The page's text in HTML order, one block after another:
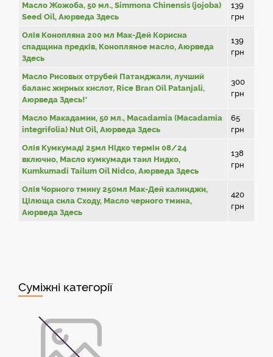
Масло Жожоба, 50 мл., Simmona Chinensis (jojoba)
Seed Oil, Аюрведа Здесь
139
грн
Олія Конопляна 200 мл Мак-Дей Корисна
спадщина предків, Конопляное масло, Аюрведа
Здесь
139
грн
Масло Рисовых отрубей Патанджали, лучший
баланс жирных кислот, Rice Bran Oil Patanjali,
Аюрведа Здесь!*
300
грн
Масло Макадамии, 50 мл., Macadamia (Macadamia
integrifolia) Nut Oil, Аюрведа Здесь
65
грн
Олія Кумкумаді 25мл Нідко термін 08/24
включно, Масло кумкумади таил Нидко,
Kumkumadi Tailum Oil Nidco, Аюрведа Здесь
138
грн
Олія Чорного тмину 250мл Мак-Дей калинджи,
Цілюща сила Сходу, Масло черного тмина,
Аюрведа Здесь
420
грн
Суміжні категорії